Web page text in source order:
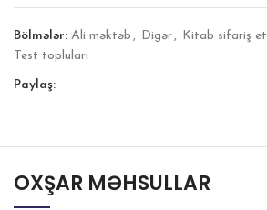
Bölmələr: Ali məktəb , Digər, Kitab sifariş et
Test topluları
Paylaş:
OXŞAR MƏHSULLAR